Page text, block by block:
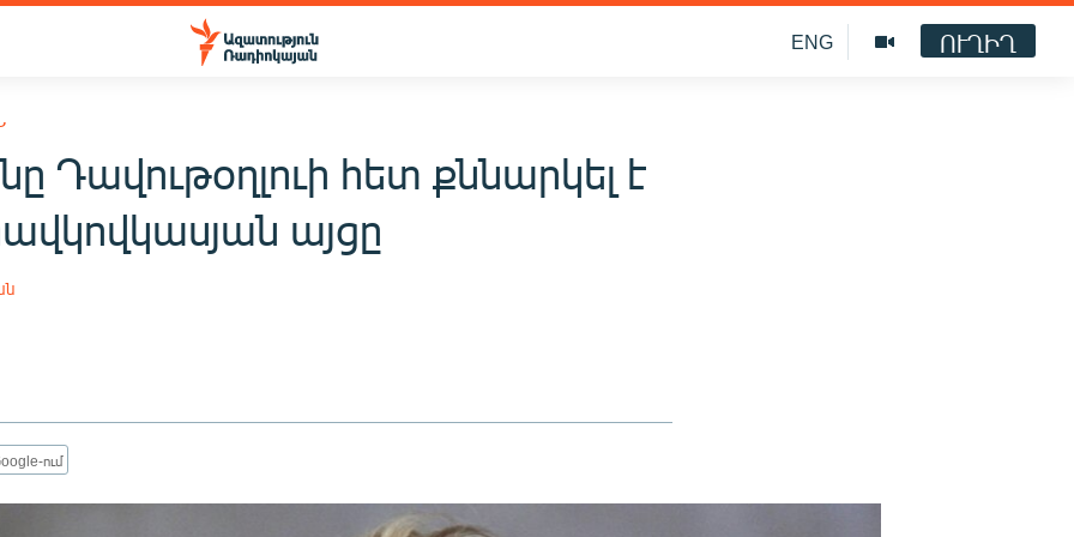
ENG ՈՒՂԻՂ
Դավութօղլուի հետ քննարկել է
այցը
ում